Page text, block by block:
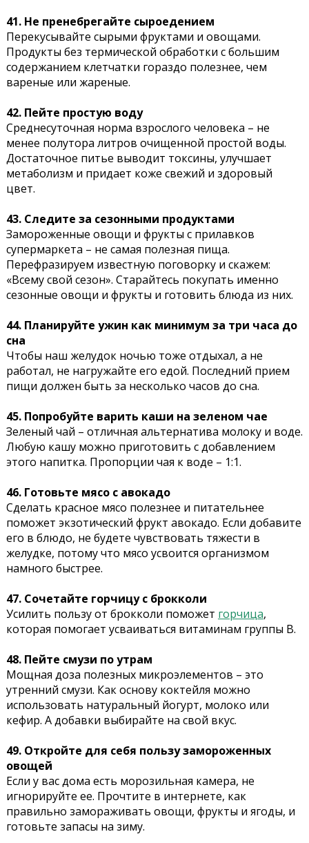
41. Не пренебрегайте сыроедением
Перекусывайте сырыми фруктами и овощами.
Продукты без термической обработки с большим
содержанием клетчатки гораздо полезнее, чем
вареные или жареные.
42. Пейте простую воду
Среднесуточная норма взрослого человека – не
менее полутора литров очищенной простой воды.
Достаточное питье выводит токсины, улучшает
метаболизм и придает коже свежий и здоровый
цвет.
43. Следите за сезонными продуктами
Замороженные овощи и фрукты с прилавков
супермаркета – не самая полезная пища.
Перефразируем известную поговорку и скажем:
«Всему свой сезон». Старайтесь покупать именно
сезонные овощи и фрукты и готовить блюда из них.
44. Планируйте ужин как минимум за три часа до
сна
Чтобы наш желудок ночью тоже отдыхал, а не
работал, не нагружайте его едой. Последний прием
пищи должен быть за несколько часов до сна.
45. Попробуйте варить каши на зеленом чае
Зеленый чай – отличная альтернатива молоку и воде.
Любую кашу можно приготовить с добавлением
этого напитка. Пропорции чая к воде – 1:1.
46. Готовьте мясо с авокадо
Сделать красное мясо полезнее и питательнее
поможет экзотический фрукт авокадо. Если добавите
его в блюдо, не будете чувствовать тяжести в
желудке, потому что мясо усвоится организмом
намного быстрее.
47. Сочетайте горчицу с брокколи
Усилить пользу от брокколи поможет горчица,
которая помогает усваиваться витаминам группы В.
48. Пейте смузи по утрам
Мощная доза полезных микроэлементов – это
утренний смузи. Как основу коктейля можно
использовать натуральный йогурт, молоко или
кефир. А добавки выбирайте на свой вкус.
49. Откройте для себя пользу замороженных
овощей
Если у вас дома есть морозильная камера, не
игнорируйте ее. Прочтите в интернете, как
правильно замораживать овощи, фрукты и ягоды, и
готовьте запасы на зиму.